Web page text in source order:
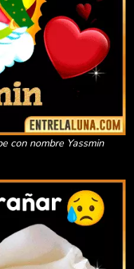
con nombre Yassmin